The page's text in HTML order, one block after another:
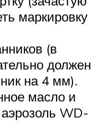
маркировку
(в
должен
на 4 мм).
масло и
WD-